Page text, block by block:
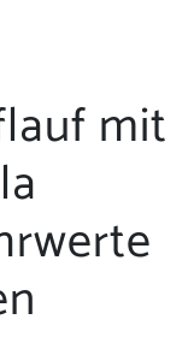
mit